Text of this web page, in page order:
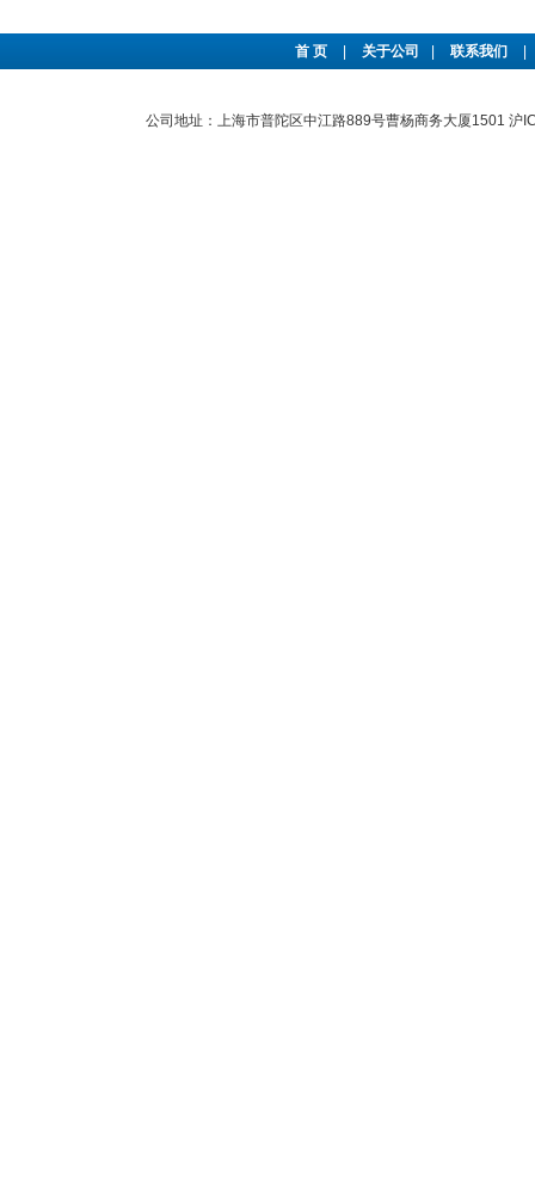
首 页 关于公司 联系我们
公司地址：上海市普陀区中江路889号曹杨商务大厦1501 沪